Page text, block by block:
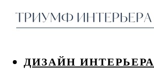
ДИЗАЙН ИНТЕРЬЕРА